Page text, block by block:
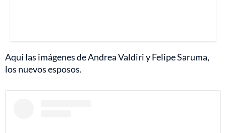
Aquí las imágenes de Andrea Valdiri y Felipe Saruma,
los nuevos esposos.